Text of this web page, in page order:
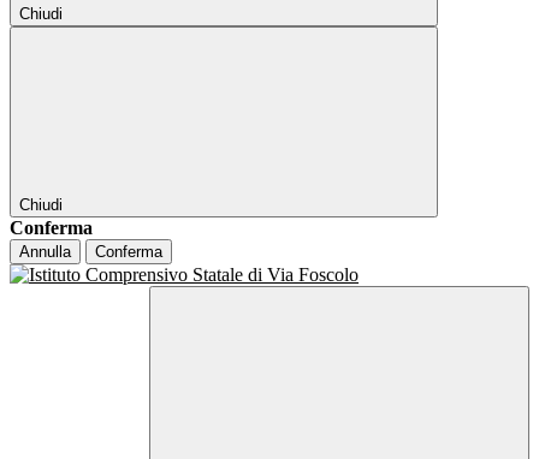
Chiudi
Chiudi
Conferma
Annulla Conferma